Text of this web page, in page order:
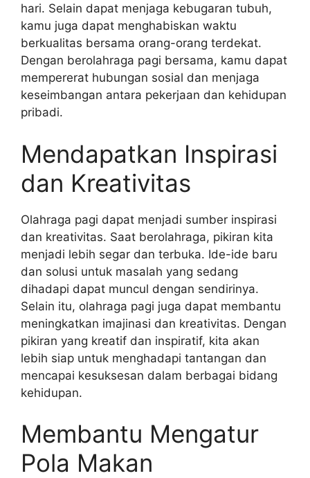
hari. Selain dapat menjaga kebugaran tubuh,
kamu juga dapat menghabiskan waktu
berkualitas bersama orang-orang terdekat.
Dengan berolahraga pagi bersama, kamu dapat
mempererat hubungan sosial dan menjaga
keseimbangan antara pekerjaan dan kehidupan
pribadi.
Mendapatkan Inspirasi
dan Kreativitas
Olahraga pagi dapat menjadi sumber inspirasi
dan kreativitas. Saat berolahraga, pikiran kita
menjadi lebih segar dan terbuka. Ide-ide baru
dan solusi untuk masalah yang sedang
dihadapi dapat muncul dengan sendirinya.
Selain itu, olahraga pagi juga dapat membantu
meningkatkan imajinasi dan kreativitas. Dengan
pikiran yang kreatif dan inspiratif, kita akan
lebih siap untuk menghadapi tantangan dan
mencapai kesuksesan dalam berbagai bidang
kehidupan.
Membantu Mengatur
Pola Makan